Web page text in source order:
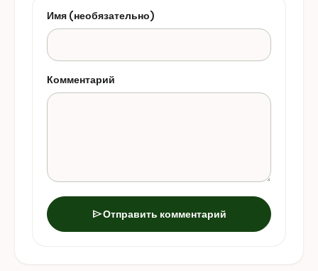
Имя (необязательно)
Комментарий
sendОтправить комментарий